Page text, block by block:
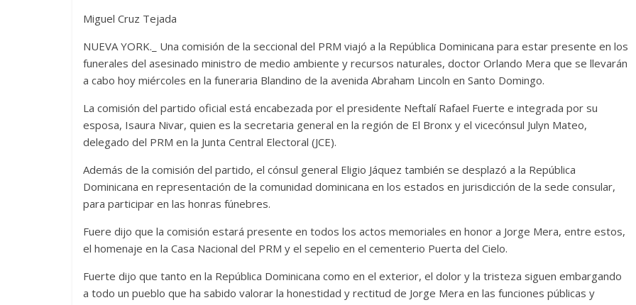
Miguel Cruz Tejada
NUEVA YORK._ Una comisión de la seccional del PRM viajó a la República Dominicana para estar presente en los
funerales del asesinado ministro de medio ambiente y recursos naturales, doctor Orlando Mera que se llevarán
a cabo hoy miércoles en la funeraria Blandino de la avenida Abraham Lincoln en Santo Domingo.
La comisión del partido oficial está encabezada por el presidente Neftalí Rafael Fuerte e integrada por su
esposa, Isaura Nivar, quien es la secretaria general en la región de El Bronx y el vicecónsul Julyn Mateo,
delegado del PRM en la Junta Central Electoral (JCE).
Además de la comisión del partido, el cónsul general Eligio Jáquez también se desplazó a la República
Dominicana en representación de la comunidad dominicana en los estados en jurisdicción de la sede consular,
para participar en las honras fúnebres.
Fuere dijo que la comisión estará presente en todos los actos memoriales en honor a Jorge Mera, entre estos,
el homenaje en la Casa Nacional del PRM y el sepelio en el cementerio Puerta del Cielo.
Fuerte dijo que tanto en la República Dominicana como en el exterior, el dolor y la tristeza siguen embargando
a todo un pueblo que ha sabido valorar la honestidad y rectitud de Jorge Mera en las funciones públicas y